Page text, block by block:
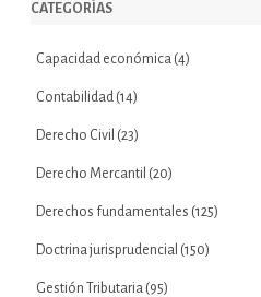
CATEGORÍAS
Capacidad económica (4)
Contabilidad (14)
Derecho Civil (23)
Derecho Mercantil (20)
Derechos fundamentales (125)
Doctrina jurisprudencial (150)
Gestión Tributaria (95)